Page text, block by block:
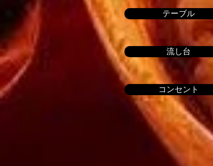
テーブル
流し台
コンセント